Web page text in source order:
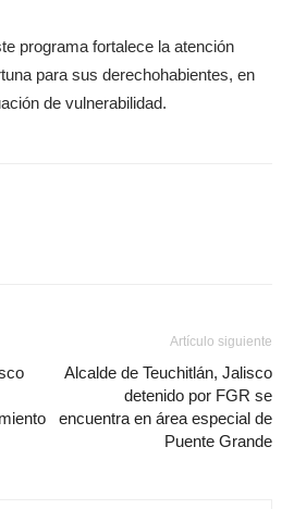
programa fortalece la atención
para sus derechohabientes, en
de vulnerabilidad.
Artículo siguiente
Alcalde de Teuchitlán, Jalisco
detenido por FGR se
encuentra en área especial de
Puente Grande